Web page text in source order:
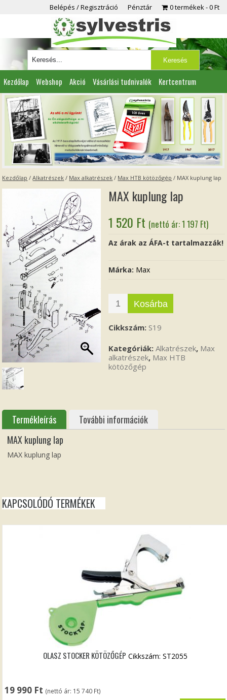
Belépés / Regisztráció Pénztár 0 termékek 0 Ft
Kezdőlap Webshop Akció Vásárlási tudnivalók Kertcentrum
Viszonteladóknak Partnereink Kapcsolat
Kezdőlap /Alkatrészek / Max alkatrészek / Max HTB kötözőgép / MAX kuplung lap
MAX kuplung lap
1 520 Ft (nettó ár:1 197 Ft)
Az árak az ÁFA-t tartalmazzák!
Márka: Max
Kosárba
Cikkszám: S19
Kategóriák:Alkatrészek, Max
alkatrészek, Max HTB
kötözőgép
Termékleírás
További információk
MAX kuplung lap
MAX kuplung lap
KAPCSOLÓDÓ TERMÉKEK
OLASZ STOCKER KÖTÖZŐGÉP
19 990 Ft (nettó ár: 15 740 Ft)
Cikkszám: ST2055